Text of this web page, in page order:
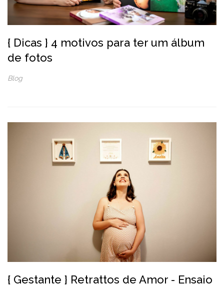
{ Dicas } 4 motivos para ter um álbum
de fotos
Blog
{ Gestante } Retrattos de Amor - Ensaio